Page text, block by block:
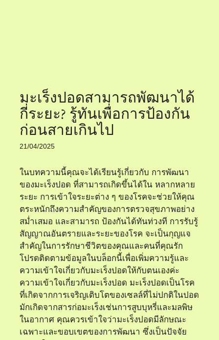
มะเร็งปอดสามารถพัฒนาได้
กี่ระยะ? รู้ทันเพื่อการป้องกัน
ก่อนสายเกินไป
21/04/2025
ในบทความนี้คุณจะได้เรียนรู้เกี่ยวกับ การพัฒนา
ของมะเร็งปอด ที่สามารถเกิดขึ้นได้ใน หลากหลาย
ระยะ การเข้าใจระยะต่าง ๆ ของโรคจะช่วยให้คุณ
ตระหนักถึงความสำคัญของการตรวจสุขภาพอย่าง
สม่ำเสมอ และสามารถ ป้องกันได้ทันท่วงที การรับรู้
สัญญาณอันตรายและระยะของโรค จะเป็นกุญแจ
สำคัญในการรักษาชีวิตของคุณและคนที่คุณรัก
โปรดติดตามข้อมูลในบล็อกนี้เพื่อเพิ่มความรู้และ
ความเข้าใจเกี่ยวกับมะเร็งปอดให้กับตนเองค่ะ
ความเข้าใจเกี่ยวกับมะเร็งปอด มะเร็งปอดเป็นโรค
ที่เกิดจากการเจริญเติบโตของเซลล์ที่ไม่ปกติในปอด
มักเกิดจากสารก่อมะเร็งเช่นการสูบบุหรี่และมลพิษ
ในอากาศ คุณควรเข้าใจว่ามะเร็งปอดมีลักษณะ
เฉพาะและขอบเขตของการพัฒนา ซึ่งเป็นปัจจัย